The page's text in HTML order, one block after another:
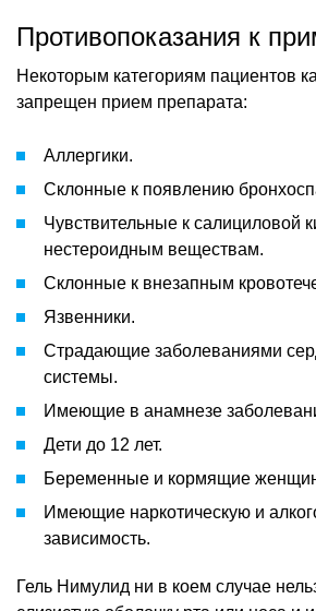
Противопоказания к
Некоторым категориям пациентов
запрещен прием препарата:
Аллергики.
Склонные к появлению
Чувствительные к салициловой
нестероидным веществам.
Склонные к внезапным
Язвенники.
Страдающие заболеваниями
системы.
Имеющие в анамнезе
Дети до 12 лет.
Беременные и кормящие
Имеющие наркотическую и
зависимость.
Гель Нимулид ни в коем случае